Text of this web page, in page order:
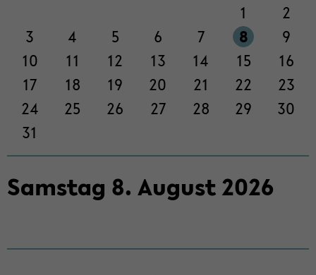
1
2
3
4 5 6 7 8
9
10
11 12 13 14 15
16
17
18 19 20 21 22
23
24
25 26 27 28 29
30
31
Sams­tag 8. Au­gust2026